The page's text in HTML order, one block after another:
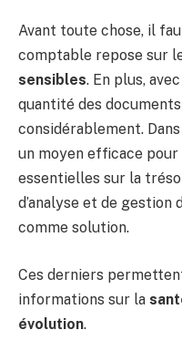
Avant toute chose, il
comptable repose sur
sensibles. En plus,
quantité des
considérablement.
un moyen efficace
essentielles sur la
d’analyse et de gestion
comme solution.
Ces derniers
informations sur la
évolution.